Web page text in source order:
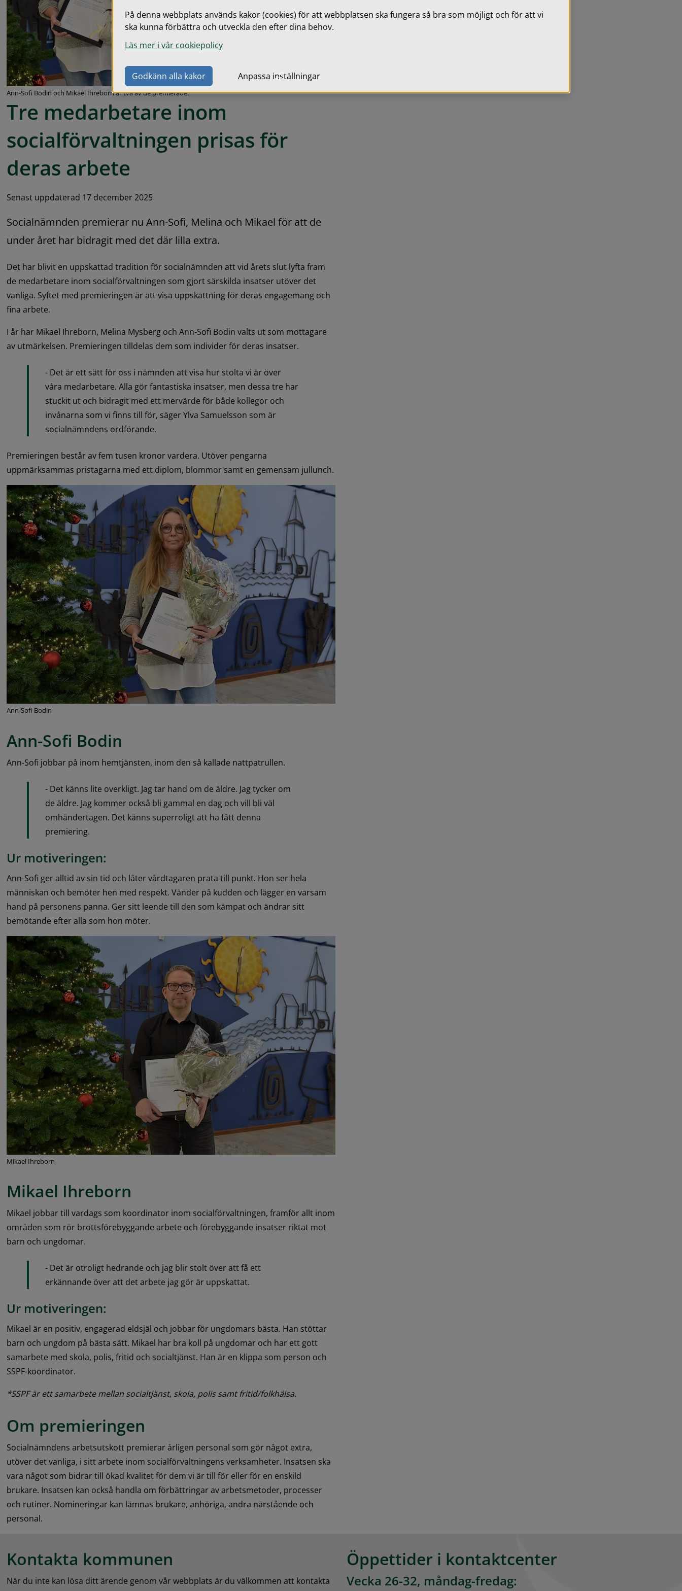
Ann-Sofi Bodin och Mikael Ihreborn är två av de premierade.
Tre medarbetare inom
socialförvaltningen prisas för
deras arbete
Senast uppdaterad 17 december 2025
Socialnämnden premierar nu Ann-Sofi, Melina och Mikael för att de
under året har bidragit med det där lilla extra.
Det har blivit en uppskattad tradition för socialnämnden att vid årets slut lyfta fram
de medarbetare inom socialförvaltningen som gjort särskilda insatser utöver det
vanliga. Syftet med premieringen är att visa uppskattning för deras engagemang och
fina arbete.
I år har Mikael Ihreborn, Melina Mysberg och Ann-Sofi Bodin valts ut som mottagare
av utmärkelsen. Premieringen tilldelas dem som individer för deras insatser.
- Det är ett sätt för oss i nämnden att visa hur stolta vi är över
våra medarbetare. Alla gör fantastiska insatser, men dessa tre har
stuckit ut och bidragit med ett mervärde för både kollegor och
invånarna som vi finns till för, säger Ylva Samuelsson som är
socialnämndens ordförande.
Premieringen består av fem tusen kronor vardera. Utöver pengarna
uppmärksammas pristagarna med ett diplom, blommor samt en gemensam jullunch.
Ann-Sofi Bodin
Ann-Sofi Bodin
Ann-Sofi jobbar på inom hemtjänsten, inom den så kallade nattpatrullen.
- Det känns lite overkligt. Jag tar hand om de äldre. Jag tycker om
de äldre. Jag kommer också bli gammal en dag och vill bli väl
omhändertagen. Det känns superroligt att ha fått denna
premiering.
Ur motiveringen:
Ann-Sofi ger alltid av sin tid och låter vårdtagaren prata till punkt. Hon ser hela
människan och bemöter hen med respekt. Vänder på kudden och lägger en varsam
hand på personens panna. Ger sitt leende till den som kämpat och ändrar sitt
bemötande efter alla som hon möter.
Mikael Ihreborn
Mikael Ihreborn
Mikael jobbar till vardags som koordinator inom socialförvaltningen, framför allt inom
områden som rör brottsförebyggande arbete och förebyggande insatser riktat mot
barn och ungdomar.
- Det är otroligt hedrande och jag blir stolt över att få ett
erkännande över att det arbete jag gör är uppskattat.
Ur motiveringen:
Mikael är en positiv, engagerad eldsjäl och jobbar för ungdomars bästa. Han stöttar
barn och ungdom på bästa sätt. Mikael har bra koll på ungdomar och har ett gott
samarbete med skola, polis, fritid och socialtjänst. Han är en klippa som person och
SSPF-koordinator.
*SSPF är ett samarbete mellan socialtjänst, skola, polis samt fritid/folkhälsa.
Om premieringen
Socialnämndens arbetsutskott premierar årligen personal som gör något extra,
utöver det vanliga, i sitt arbete inom socialförvaltningens verksamheter. Insatsen ska
vara något som bidrar till ökad kvalitet för dem vi är till för eller för en enskild
brukare. Insatsen kan också handla om förbättringar av arbetsmetoder, processer
och rutiner. Nomineringar kan lämnas brukare, anhöriga, andra närstående och
personal.
Kontakta kommunen
När du inte kan lösa ditt ärende genom vår webbplats är du välkommen att kontakta
Öppettider i kontaktcenter
Vecka 26-32, måndag-fredag:
På denna webbplats används kakor (cookies) för att webbplatsen ska fungera så bra som möjligt och för att vi
ska kunna förbättra och utveckla den efter dina behov.
Läs mer i vår cookiepolicy
Godkänn alla kakor Anpassa inställningar